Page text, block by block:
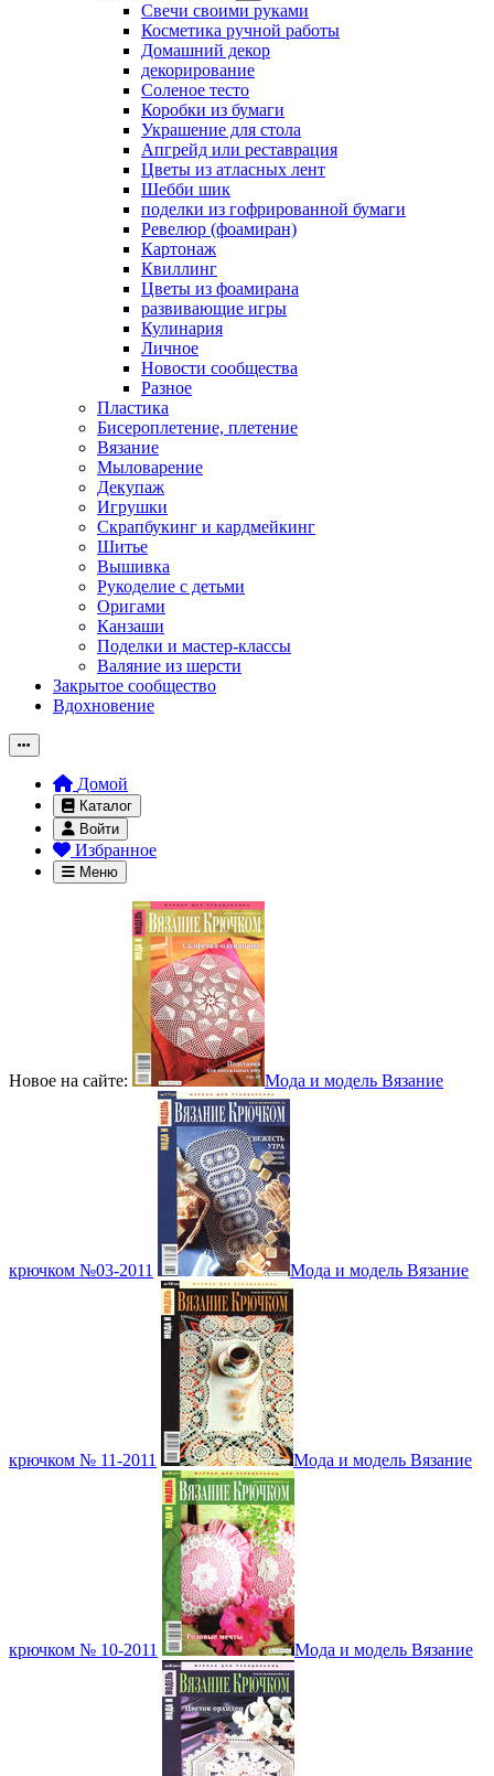
Свечи своими руками
Косметика ручной работы
Домашний декор
декорирование
Соленое тесто
Коробки из бумаги
Украшение для стола
Апгрейд или реставрация
Цветы из атласных лент
Шебби шик
поделки из гофрированной бумаги
Ревелюр (фоамиран)
Картонаж
Квиллинг
Цветы из фоамирана
развивающие игры
Кулинария
Личное
Новости сообщества
Разное
Пластика
Бисероплетение, плетение
Вязание
Мыловарение
Декупаж
Игрушки
Скрапбукинг и кардмейкинг
Шитье
Вышивка
Рукоделие с детьми
Оригами
Канзаши
Поделки и мастер-классы
Валяние из шерсти
Закрытое сообщество
Вдохновение
Домой
Каталог
Войти
Избранное
Меню
Новое на сайте: Мода и модель Вязание
крючком №03-2011 Мода и модель Вязание
крючком № 11-2011 Мода и модель Вязание
крючком № 10-2011 Мода и модель Вязание